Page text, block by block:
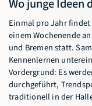
Wo junge Ideen
Einmal pro Jahr findet
einem Wochenende
und Bremen statt.
Kennenlernen
Vordergrund: Es
durchgeführt,
traditionell in der
NBV-Jugend
Jugendvorstand
Jugendförderung
Youth Convention
Connectival